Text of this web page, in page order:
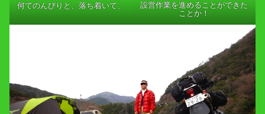
何てのんびりと、落ち着いて、 設営作業を進めることができた
ことか！